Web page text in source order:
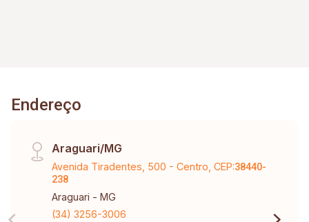
Endereço
Araguari/MG
Avenida Tiradentes, 500 - Centro, CEP:38440-
238
Araguari - MG
(34) 3256-3006